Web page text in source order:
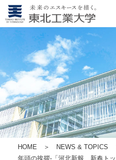
HOME ＞ NEWS & TOPICS